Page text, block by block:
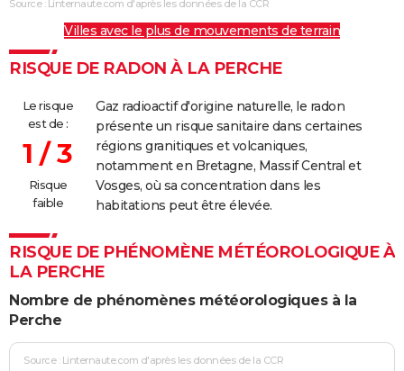
Source : Linternaute.com d'après les données de la CCR
Villes avec le plus de mouvements de terrain
RISQUE DE RADON À LA PERCHE
Le risque
est de :
1 / 3
Risque
faible
Gaz radioactif d'origine naturelle, le radon
présente un risque sanitaire dans certaines
régions granitiques et volcaniques,
notamment en Bretagne, Massif Central et
Vosges, où sa concentration dans les
habitations peut être élevée.
RISQUE DE PHÉNOMÈNE MÉTÉOROLOGIQUE À
LA PERCHE
Nombre de phénomènes météorologiques à la
Perche
Source : Linternaute.com d'après les données de la CCR